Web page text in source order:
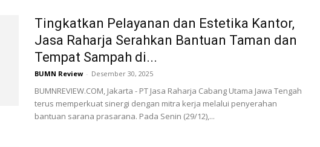
Tingkatkan Pelayanan dan Estetika Kantor,
Jasa Raharja Serahkan Bantuan Taman dan
Tempat Sampah di...
BUMN Review - Desember 30, 2025
BUMNREVIEW.COM, Jakarta - PT Jasa Raharja Cabang Utama Jawa Tengah
terus memperkuat sinergi dengan mitra kerja melalui penyerahan
bantuan sarana prasarana. Pada Senin (29/12),...